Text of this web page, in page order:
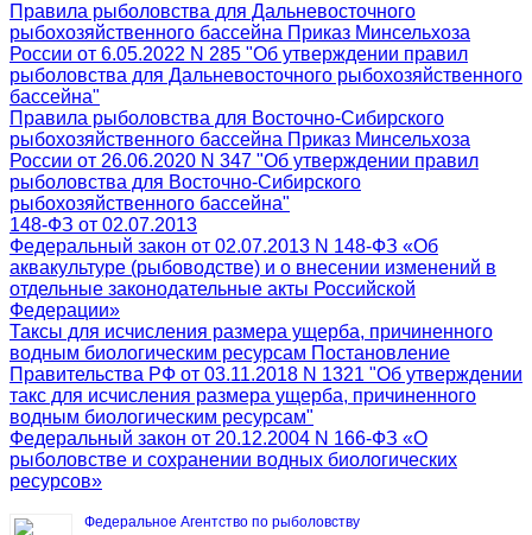
Правила рыболовства для Дальневосточного
рыбохозяйственного бассейна Приказ Минсельхоза
России от 6.05.2022 N 285 "Об утверждении правил
рыболовства для Дальневосточного рыбохозяйственного
бассейна"
Правила рыболовства для Восточно-Сибирского
рыбохозяйственного бассейна Приказ Минсельхоза
России от 26.06.2020 N 347 "Об утверждении правил
рыболовства для Восточно-Сибирского
рыбохозяйственного бассейна"
148-ФЗ от 02.07.2013
Федеральный закон от 02.07.2013 N 148-ФЗ «Об
аквакультуре (рыбоводстве) и о внесении изменений в
отдельные законодательные акты Российской
Федерации»
Таксы для исчисления размера ущерба, причиненного
водным биологическим ресурсам Постановление
Правительства РФ от 03.11.2018 N 1321 "Об утверждении
такс для исчисления размера ущерба, причиненного
водным биологическим ресурсам"
Федеральный закон от 20.12.2004 N 166-ФЗ «О
рыболовстве и сохранении водных биологических
ресурсов»
Федеральное Агентство по рыболовству